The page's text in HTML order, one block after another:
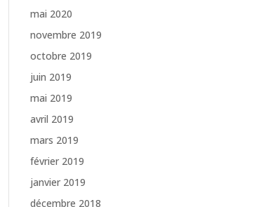
mai 2020
novembre 2019
octobre 2019
juin 2019
mai 2019
avril 2019
mars 2019
février 2019
janvier 2019
décembre 2018